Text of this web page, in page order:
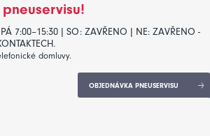
7:00–15:30 | SO: ZAVŘENO | NE: ZAVŘENO -
domluvy.
OBJEDNÁVKA PNEUSERVISU